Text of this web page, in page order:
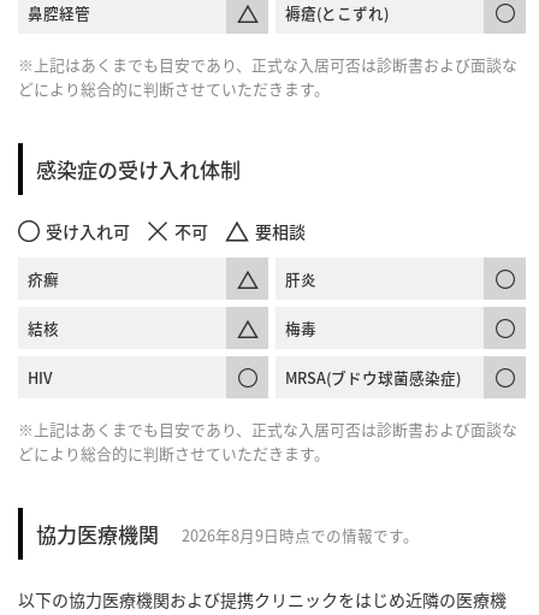
鼻腔経管 褥瘡(とこずれ)
※上記はあくまでも目安であり、正式な入居可否は診断書および面談な
どにより総合的に判断させていただきます。
感染症の受け入れ体制
受け入れ可 不可 要相談
疥癬 肝炎
結核 梅毒
HIV MRSA(ブドウ球菌感染症)
※上記はあくまでも目安であり、正式な入居可否は診断書および面談な
どにより総合的に判断させていただきます。
協力医療機関 2026年8月9日時点での情報です。
以下の協力医療機関および提携クリニックをはじめ近隣の医療機